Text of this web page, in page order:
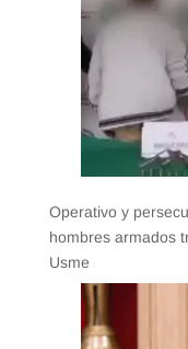
Operativo y
hombres armados
Usme